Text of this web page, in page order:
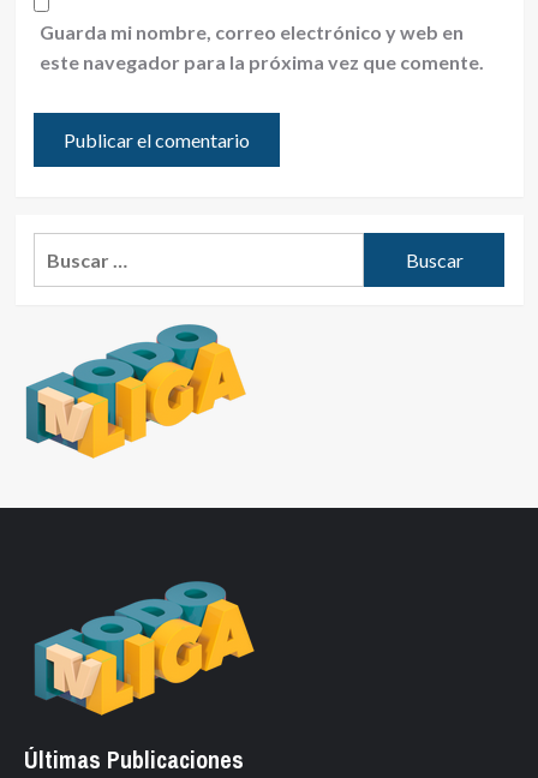
Guarda mi nombre, correo electrónico y web en
este navegador para la próxima vez que comente.
Últimas Publicaciones